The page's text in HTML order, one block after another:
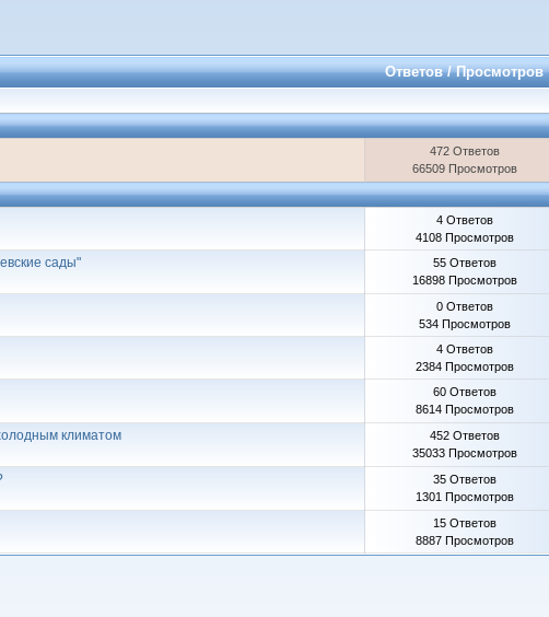
Ответов/Просмотров
472 Ответов
66509 Просмотров
4 Ответов
4108 Просмотров
сады"
55 Ответов
16898 Просмотров
0 Ответов
534 Просмотров
4 Ответов
2384 Просмотров
60 Ответов
8614 Просмотров
климатом
452 Ответов
35033 Просмотров
35 Ответов
1301 Просмотров
15 Ответов
8887 Просмотров